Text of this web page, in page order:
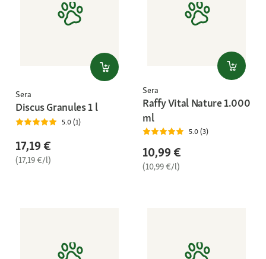
Sera
Discus Granules 1 l
5.0 (1)
17,19 €
(17,19 €/l)
Sera
Raffy Vital Nature 1.000
ml
5.0 (3)
10,99 €
(10,99 €/l)